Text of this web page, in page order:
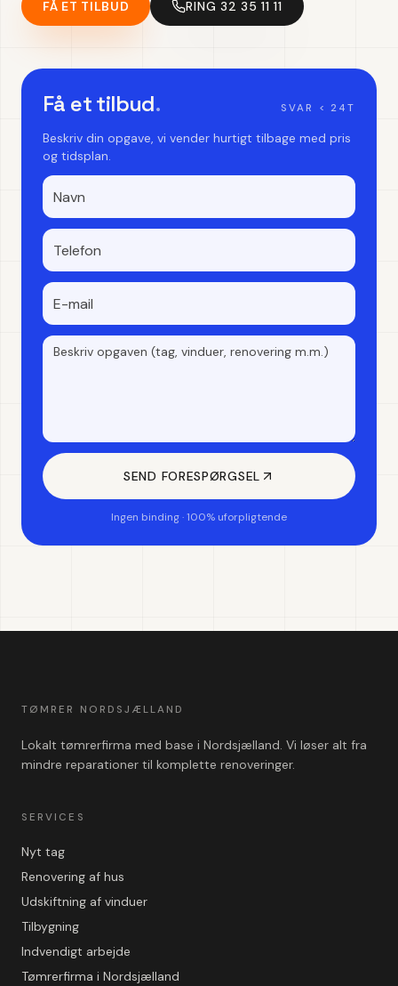
FÅ ET TILBUD RING 32 35 11 11
Få et tilbud. SVAR < 24T
Beskriv din opgave, vi vender hurtigt tilbage med pris
og tidsplan.
SEND FORESPØRGSEL
Ingen binding · 100% uforpligtende
TØMRER NORDSJÆLLAND
Lokalt tømrerfirma med base i Nordsjælland. Vi løser alt fra
mindre reparationer til komplette renoveringer.
SERVICES
Nyt tag
Renovering af hus
Udskiftning af vinduer
Tilbygning
Indvendigt arbejde
Tømrerfirma i Nordsjælland